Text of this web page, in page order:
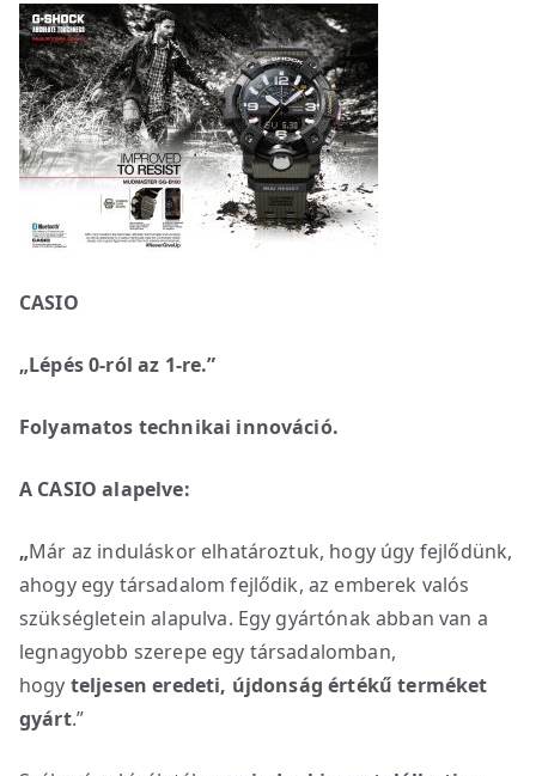
CASIO
„Lépés 0-ról az 1-re.”
Folyamatos technikai innováció.
A CASIO alapelve:
„Már az induláskor elhatároztuk, hogy úgy fejlődünk,
ahogy egy társadalom fejlődik, az emberek valós
szükségletein alapulva. Egy gyártónak abban van a
legnagyobb szerepe egy társadalomban,
hogy teljesen eredeti, újdonság értékű terméket
gyárt.”